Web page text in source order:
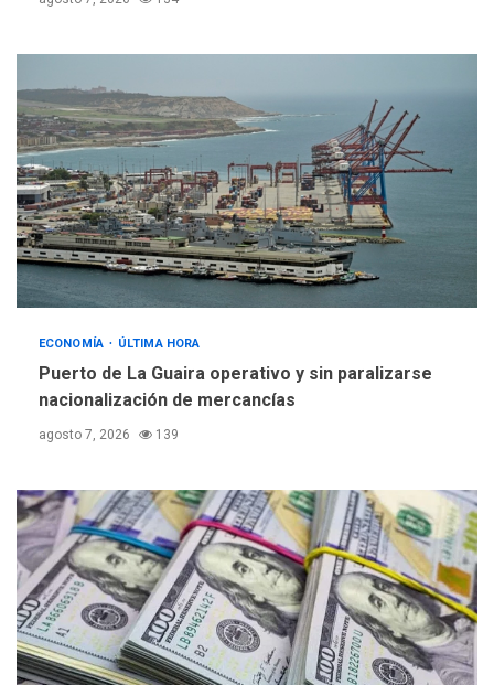
ECONOMÍA ÚLTIMA HORA
Puerto de La Guaira operativo y sin paralizarse
nacionalización de mercancías
agosto 7, 2026 139